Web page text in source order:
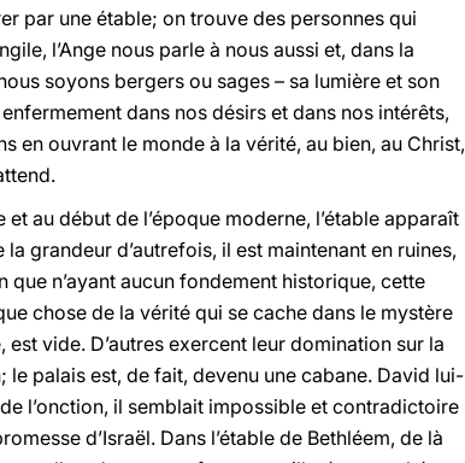
par une étable; on trouve des personnes qui
l’Ange nous parle à nous aussi et, dans la
soyons bergers ou sages – sa lumière et son
dans nos désirs et dans nos intérêts,
en ouvrant le monde à la vérité, au bien, au Christ,
au début de l’époque moderne, l’étable apparaît
grandeur d’autrefois, il est maintenant en ruines,
n’ayant aucun fondement historique, cette
chose de la vérité qui se cache dans le mystère
vide. D’autres exercent leur domination sur la
palais est, de fait, devenu une cabane. David lui-
l’onction, il semblait impossible et contradictoire
d’Israël. Dans l’étable de Bethléem, de là